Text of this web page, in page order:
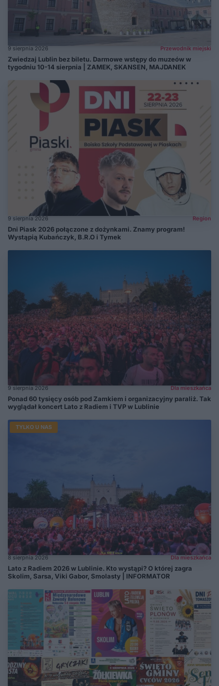
9 sierpnia 2026 Przewodnik miejski
Zwiedzaj Lublin bez biletu. Darmowe wstępy do muzeów w
tygodniu 10-14 sierpnia | ZAMEK, SKANSEN, MAJDANEK
9 sierpnia 2026 Region
Dni Piask 2026 połączone z dożynkami. Znamy program!
Wystąpią Kubańczyk, B.R.O i Tymek
9 sierpnia 2026 Dla mieszkańca
Ponad 60 tysięcy osób pod Zamkiem i organizacyjny paraliż. Tak
wyglądał koncert Lato z Radiem i TVP w Lublinie
TYLKO U NAS
8 sierpnia 2026 Dla mieszkańca
Lato z Radiem 2026 w Lublinie. Kto wystąpi? O której zagra
Skolim, Sarsa, Viki Gabor, Smolasty | INFORMATOR